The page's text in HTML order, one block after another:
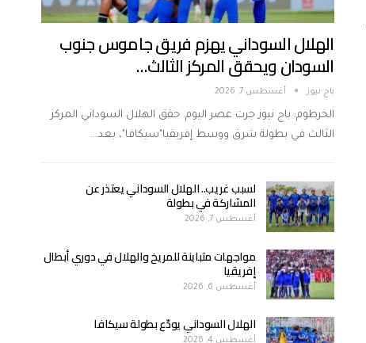
الهلال السوداني يهزم فريق جاموس جنوب
السودان ويحقق المركز الثالث…
باج نيوز أغسطس 7, 2026
الخرطوم: باج نيوز جرت عصر اليوم. حقق الهلال السوداني المركز
الثالث في بطولة شرق ووسط إفريقيا"سيكافا"، بعد…
لسبب غريب.. الهلال السوداني يعتذر عن
المشاركة في بطولة
أغسطس 7, 2026
مواجهات متباينة للمريخ والهلال في دوري أبطال
إفريقيا
أغسطس 6, 2026
الهلال السوداني يودّع بطولة سيكافا
أغسطس 4, 2026